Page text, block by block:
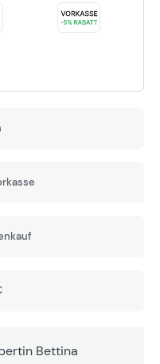
Bettina